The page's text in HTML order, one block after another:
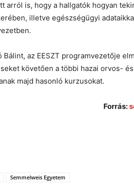
arról is, hogy a hallgatók hogyan
illetve egészségügyi
Bálint, az EESZT programvezetője
követően a többi hazai orvos-
majd hasonló kurzusokat.
Forrás:
Semmelweis Egyetem